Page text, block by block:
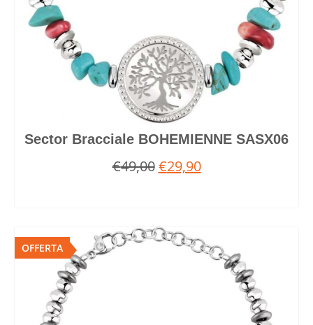
Sector Bracciale BOHEMIENNE SASX06
€49,00 €29,90
OFFERTA